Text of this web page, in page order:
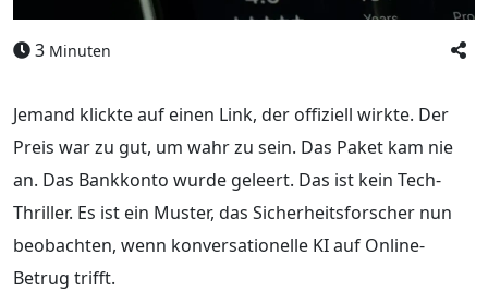
3 Minuten
Jemand klickte auf einen Link, der offiziell wirkte. Der
Preis war zu gut, um wahr zu sein. Das Paket kam nie
an. Das Bankkonto wurde geleert. Das ist kein Tech-
Thriller. Es ist ein Muster, das Sicherheitsforscher nun
beobachten, wenn konversationelle KI auf Online-
Betrug trifft.